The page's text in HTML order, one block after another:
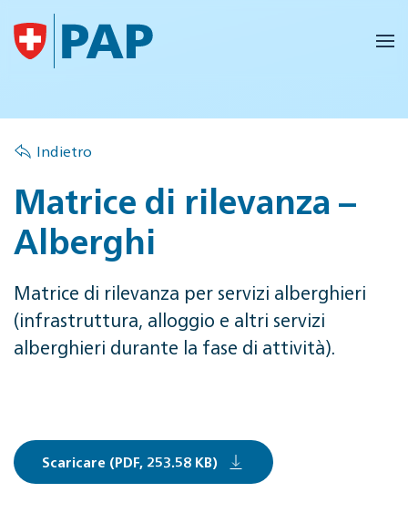
Skip to main content
Indietro
Matrice di rilevanza –
Alberghi
Matrice di rilevanza per servizi alberghieri
(infrastruttura, alloggio e altri servizi
alberghieri durante la fase di attività).
Scaricare (PDF, 253.58 KB)